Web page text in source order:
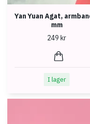
Yan Yuan Agat,
mm
249 kr
I lager